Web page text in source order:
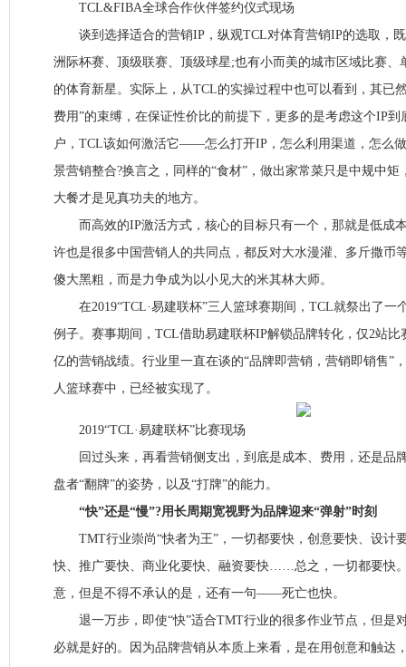
TCL&FIBA全球合作伙伴签约仪式现场
谈到选择适合的营销IP，纵观TCL对体育营销IP的选取，既
洲际杯赛、顶级联赛、顶级球星;也有小而美的城市区域比赛、
的体育新星。实际上，从TCL的实操过程中也可以看到，其已
费用”的束缚，在保证性价比的前提下，更多的是考虑这个IP
户，TCL该如何激活它——怎么打开IP，怎么利用渠道，怎么
景营销整合?换言之，同样的“食材”，做出家常菜只是中规中
大餐才是见真功夫的地方。
而高效的IP激活方式，核心的目标只有一个，那就是低成
许也是很多中国营销人的共同点，都反对大水漫灌、多斤撒币
傻大黑粗，而是力争成为以小见大的米其林大师。
在2019“TCL·易建联杯”三人篮球赛期间，TCL就祭出了一
例子。赛事期间，TCL借助易建联杯IP解锁品牌转化，仅2站
亿的营销战绩。行业里一直在谈的“品牌即营销，营销即销售”
人篮球赛中，已经被实现了。
2019“TCL·易建联杯”比赛现场
回过头来，再看营销侧支出，到底是成本、费用，还是品
盘者“翻牌”的姿势，以及“打牌”的能力。
“快”还是“慢”?用长周期宽视野为品牌迎来“弹射”时刻
TMT行业崇尚“快者为王”，一切都要快，创意要快、设计
快、推广要快、商业化要快、融资要快……总之，一切都要快
意，但是不得不承认的是，还有一句——死亡也快。
退一万步，即使“快”适合TMT行业的很多作业节点，但是
必就是好的。因为品牌营销从本质上来看，是在用创意和触达